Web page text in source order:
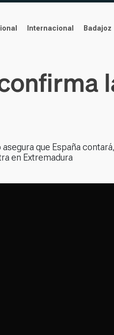
Internacional Badajoz
que España
en Extremadura